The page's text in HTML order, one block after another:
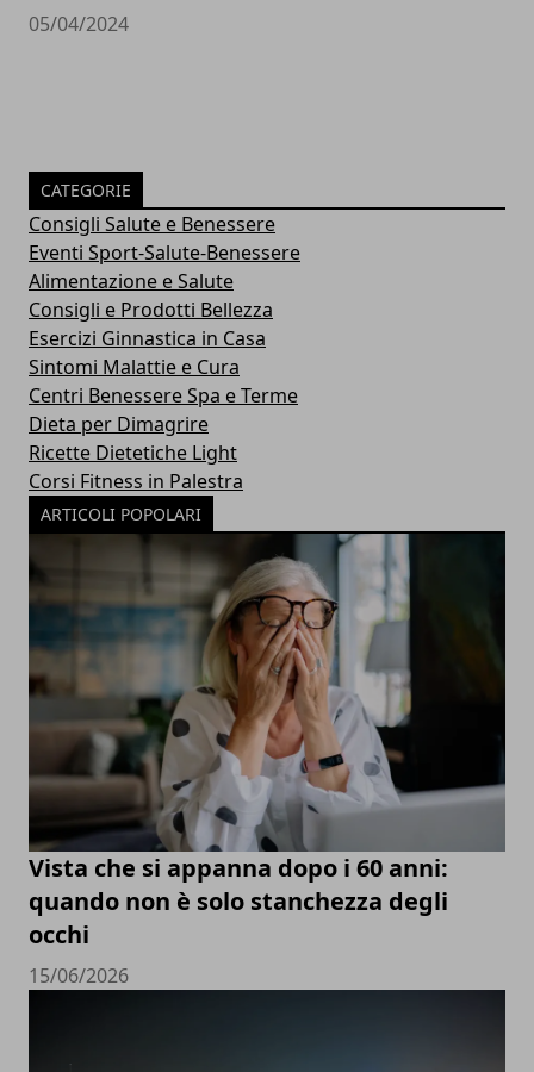
05/04/2024
CATEGORIE
Consigli Salute e Benessere
Eventi Sport-Salute-Benessere
Alimentazione e Salute
Consigli e Prodotti Bellezza
Esercizi Ginnastica in Casa
Sintomi Malattie e Cura
Centri Benessere Spa e Terme
Dieta per Dimagrire
Ricette Dietetiche Light
Corsi Fitness in Palestra
ARTICOLI POPOLARI
Vista che si appanna dopo i 60 anni:
quando non è solo stanchezza degli
occhi
15/06/2026